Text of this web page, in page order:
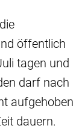
öffentlich
tagen und
darf nach
aufgehoben
dauern.